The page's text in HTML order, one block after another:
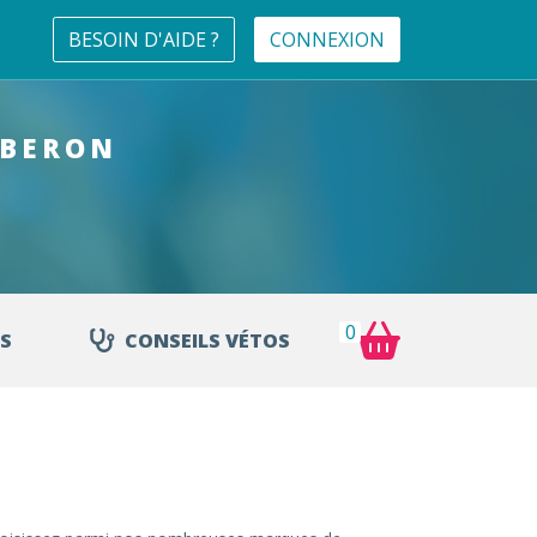
BESOIN D'AIDE ? CONNEXION
CONSEILS VÉTOS 0